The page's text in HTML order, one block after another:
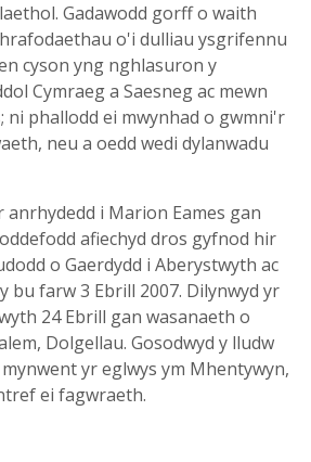
Gadawodd gorff o waith
o'i dulliau ysgrifennu
cyson yng nghlasuron y
Cymraeg a Saesneg ac mewn
ni phallodd ei mwynhad o gwmni'r
neu a oedd wedi dylanwadu
i Marion Eames gan
afiechyd dros gyfnod hir
o Gaerdydd i Aberystwyth ac
bu farw 3 Ebrill 2007. Dilynwyd yr
24 Ebrill gan wasanaeth o
Dolgellau. Gosodwyd y lludw
yr eglwys ym Mhentywyn,
ei fagwraeth.